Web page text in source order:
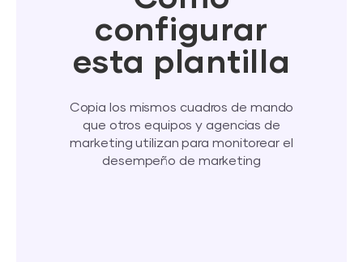
configurar
esta plantilla
Copia los mismos cuadros de mando
que otros equipos y agencias de
marketing utilizan para monitorear el
desempeño de marketing